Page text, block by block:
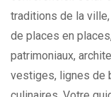
traditions de la
de places en
patrimoniaux,
vestiges, lignes de